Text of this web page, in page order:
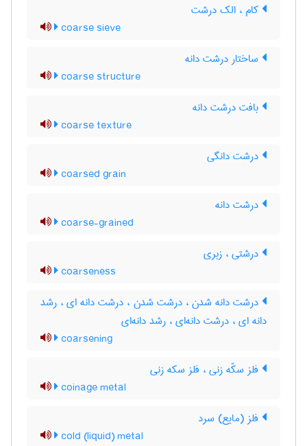
کام ، الک درشت
coarse sieve
ساختار درشت دانه
coarse structure
بافت درشت دانه
coarse texture
درشت دانگی
coarsed grain
درشت دانه
coarse-grained
درشتی ، زبری
coarseness
درشت دانه شدن ، درشت شدن ، درشت دانه ای ، رشد
دانه ای ، درشت دانه‌ای ، رشد دانه‌ای
coarsening
فلز سکّه زنی ، فلز سکه زنی
coinage metal
فلز (مایع) سرد
cold (liquid) metal